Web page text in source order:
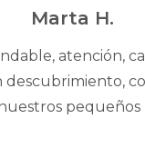
5
Marta H.
atención,
descubrimiento,
pequeños